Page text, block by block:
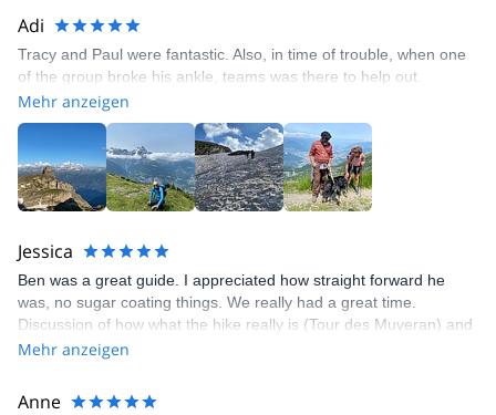
Adi
Tracy and Paul were fantastic. Also, in time of trouble, when one
of the group broke his ankle, teams was there to help out.
Mehr anzeigen
Jessica
Ben was a great guide. I appreciated how straight forward he
was, no sugar coating things. We really had a great time.
Discussion of how what the hike really is (Tour des Muveran) and
the level of difficulty required should be explained in the tour
for that level.
Mehr anzeigen
Anne